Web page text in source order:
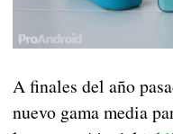
A finales del año
nuevo gama media